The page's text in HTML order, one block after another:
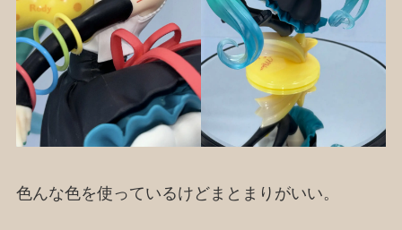
色んな色を使っているけどまとまりがいい。